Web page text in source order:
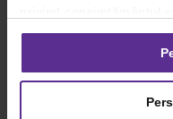
consimțământul
setările dvs. de cookie-
privind utilizarea